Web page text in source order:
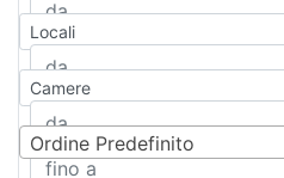
Attico/Mansarda
Rustico/Casale
Camera d'Albergo
Multiproprietà
Locali
Camere
Ordine Predefinito